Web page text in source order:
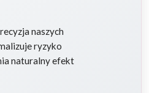
naszych
ryzyko
naturalny efekt